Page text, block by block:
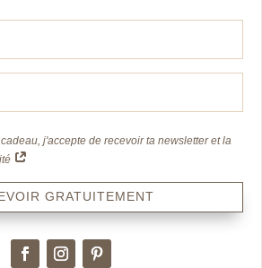
j'accepte de recevoir ta newsletter et la
GRATUITEMENT